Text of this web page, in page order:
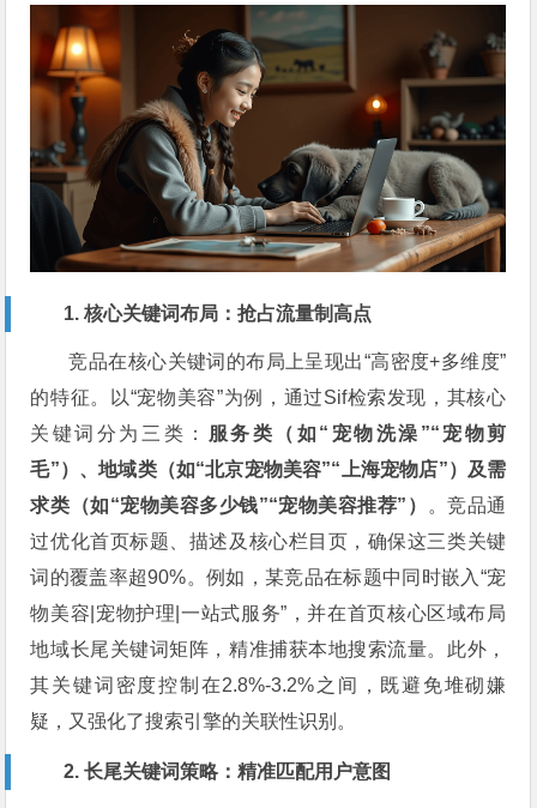
1. 核心关键词布局：抢占流量制高点
竞品在核心关键词的布局上呈现出“高密度+多维度”
的特征。以“宠物美容”为例，通过Sif检索发现，其核心
关键词分为三类：
服务类（如“宠物洗澡”“宠物剪
毛”）、地域类（如“北京宠物美容”“上海宠物店”）及需
求类（如“宠物美容多少钱”“宠物美容推荐”）
。竞品通
过优化首页标题、描述及核心栏目页，确保这三类关键
词的覆盖率超90%。例如，某竞品在标题中同时嵌入“宠
物美容|宠物护理|一站式服务”，并在首页核心区域布局
地域长尾关键词矩阵，精准捕获本地搜索流量。此外，
其关键词密度控制在2.8%-3.2%之间，既避免堆砌嫌
疑，又强化了搜索引擎的关联性识别。
2. 长尾关键词策略：精准匹配用户意图